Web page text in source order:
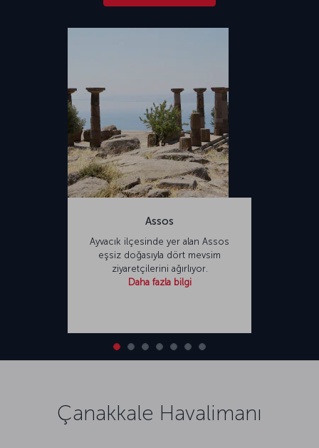
Assos
Ayvacık ilçesinde yer alan Assos
eşsiz doğasıyla dört mevsim
ziyaretçilerini ağırlıyor.
Daha fazla bilgi
Çanakkale Havalimanı